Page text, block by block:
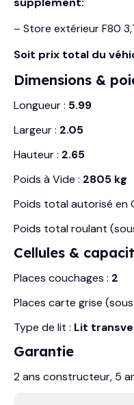
– Store extérieur F80
Soit prix total du
Dimensions &
Longueur : 5.99
Largeur : 2.05
Hauteur : 2.65
Poids à Vide : 2805 kg
Poids total autorisé en
Poids total roulant
Cellules &
Places couchages : 2
Places carte grise
Type de lit : Lit
Garantie
2 ans constructeur, 5